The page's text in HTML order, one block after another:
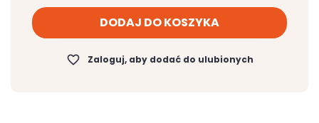
DODAJ DO KOSZYKA
favorite_border Zaloguj, aby dodać do ulubionych